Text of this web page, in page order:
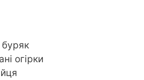
буряк
огірки